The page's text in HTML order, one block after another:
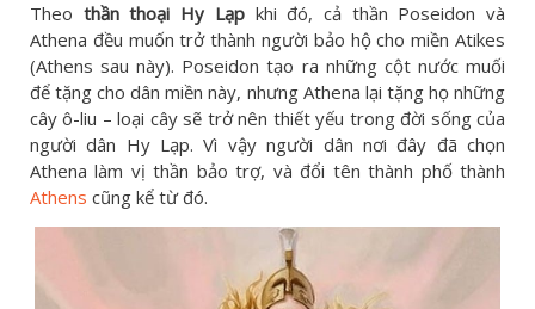
Theo thần thoại Hy Lạpkhi đó, cả thần Poseidon và
Athena đều muốn trở thành người bảo hộ cho miền Atikes
(Athens sau này). Poseidon tạo ra những cột nước muối
để tặng cho dân miền này, nhưng Athena lại tặng họ những
cây ô-liu – loại cây sẽ trở nên thiết yếu trong đời sống của
người dân Hy Lạp. Vì vậy người dân nơi đây đã chọn
Athena làm vị thần bảo trợ, và đổi tên thành phố thành
Athens cũng kể từ đó.